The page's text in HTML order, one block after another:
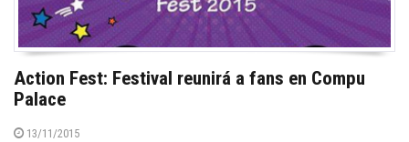
Action Fest: Festival reunirá a fans en Compu
Palace
13/11/2015